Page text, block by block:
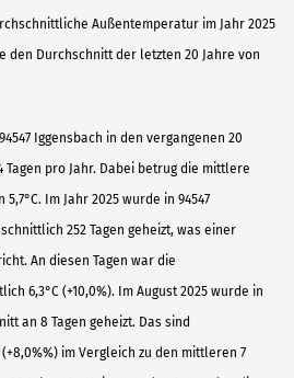
Außentemperatur im Jahr 2025
den Durchschnitt der letzten 20 Jahre von
Iggensbach in den vergangenen 20
pro Jahr. Dabei betrug die mittlere
Im Jahr 2025 wurde in 94547
252 Tagen geheizt, was einer
An diesen Tagen war die
6,3°C (+10,0%). Im August 2025 wurde in
an 8 Tagen geheizt. Das sind
(+8,0%%) im Vergleich zu den mittleren 7